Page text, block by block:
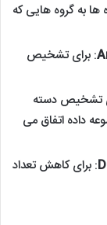
ها به گروه هایی که
: برای تشخیص
تشخیص دسته
داده اتفاق می
: برای کاهش تعداد